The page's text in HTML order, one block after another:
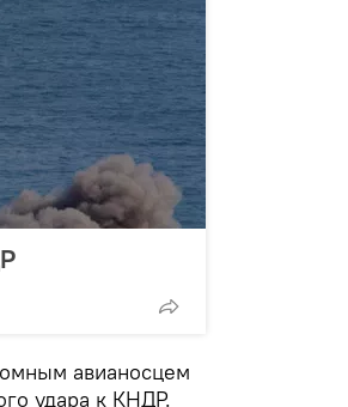
авианосцем
удара к КНДР.